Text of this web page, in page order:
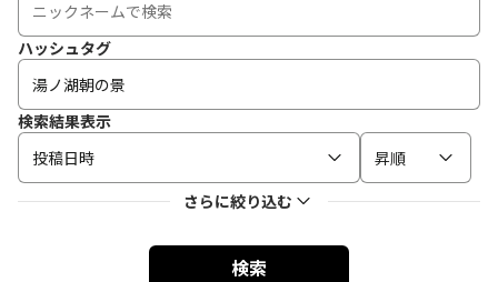
ハッシュタグ
検索結果表示
投稿日時
昇順
さらに絞り込む
検索